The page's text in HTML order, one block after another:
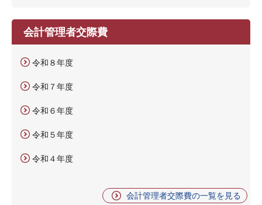
会計管理者交際費
令和８年度
令和７年度
令和６年度
令和５年度
令和４年度
会計管理者交際費の一覧を見る